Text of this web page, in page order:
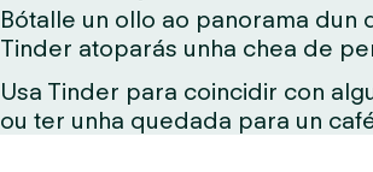
Bótalle un ollo ao panorama dun
Tinder atoparás unha chea de
Usa Tinder para coincidir con
ou ter unha quedada para un